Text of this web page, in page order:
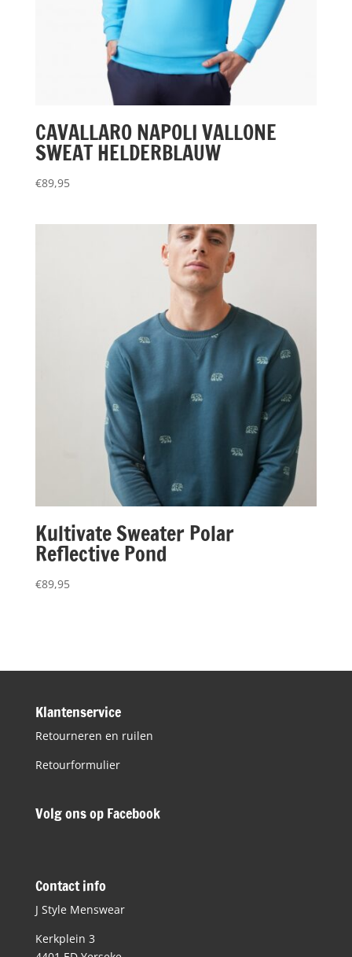
CAVALLARO NAPOLI VALLONE
SWEAT HELDERBLAUW
€89,95
Kultivate Sweater Polar
Reflective Pond
€89,95
Klantenservice
Retourneren en ruilen
Retourformulier
Volg ons op Facebook
Contact info
J Style Menswear
Kerkplein 3